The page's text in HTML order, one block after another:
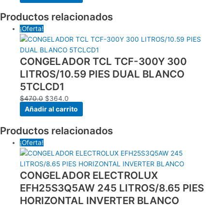
Productos relacionados
¡Oferta!
CONGELADOR TCL TCF-300Y 300
LITROS/10.59 PIES DUAL BLANCO
5TCLCD1
$470.0 $364.0
Añadir al carrito
Productos relacionados
¡Oferta!
CONGELADOR ELECTROLUX
EFH25S3Q5AW 245 LITROS/8.65 PIES
HORIZONTAL INVERTER BLANCO